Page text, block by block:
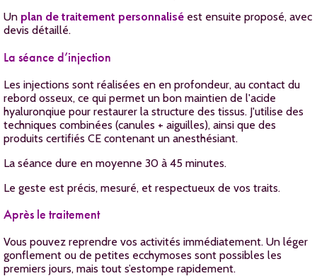
Un plan de traitement personnalisé est ensuite proposé, avec
devis détaillé.
La séance d’injection
Les injections sont réalisées en en profondeur, au contact du
rebord osseux, ce qui permet un bon maintien de l'acide
hyaluronqiue pour restaurer la structure des tissus. J'utilise des
techniques combinées (canules + aiguilles), ainsi que des
produits certifiés CE contenant un anesthésiant.
La séance dure en moyenne 30 à 45 minutes.
Le geste est précis, mesuré, et respectueux de vos traits.
Après le traitement
Vous pouvez reprendre vos activités immédiatement. Un léger
gonflement ou de petites ecchymoses sont possibles les
premiers jours, mais tout s’estompe rapidement.